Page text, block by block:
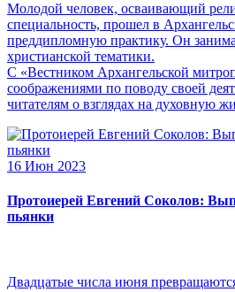
Молодой человек, осваивающий
специальность, прошел в
преддипломную практику. Он
христианской тематики.
С «Вестником Архангельской
соображениями по поводу своей
читателям о взглядах на духовную
16 Июн 2023
Протоиерей Евгений Соколов:
пьянки
Двадцатые числа июня